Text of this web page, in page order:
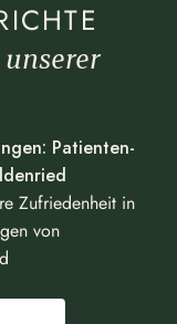
Patien­ten­
Zufrie­denheit in
von